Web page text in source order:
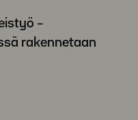
–
rakennetaan